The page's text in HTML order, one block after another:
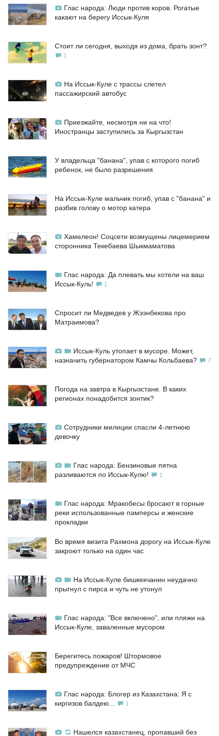
Глас народа: Люди против коров. Рогатые
какают на берегу Иссык-Куля
Стоит ли сегодня, выходя из дома, брать зонт?
1
На Иссык-Куле с трассы слетел
пассажирский автобус
Приезжайте, несмотря ни на что!
Иностранцы заступились за Кыргызстан
У владельца "банана", упав с которого погиб
ребенок, не было разрешения
На Иссык-Куле мальчик погиб, упав с "банана" и
разбив голову о мотор катера
Хамелеон! Соцсети возмущены лицемерием
сторонника Текебаева Шыкмаматова
Глас народа: Да плевать мы хотели на ваш
Иссык-Куль!
1
Спросит ли Медведев у Жээнбекова про
Матраимова?
Иссык-Куль утопает в мусоре. Может,
назначить губернатором Камчы Кольбаева?
7
Погода на завтра в Кыргызстане. В каких
регионах понадобится зонтик?
Сотрудники милиции спасли 4-летнюю
девочку
Глас народа: Бензиновые пятна
разливаются по Иссык-Кулю!
1
Глас народа: Мракобесы бросают в горные
реки использованные памперсы и женские
прокладки
Во время визита Рахмона дорогу на Иссык-Куле
закроют только на один час
На Иссык-Куле бишкекчанин неудачно
прыгнул с пирса и чуть не утонул
Глас народа: "Все включено", или пляжи на
Иссык-Куле, заваленные мусором
Берегитесь пожаров! Штормовое
предупреждение от МЧС
Глас народа: Блогер из Казахстана: Я с
киргизов балдею...
1
Нашелся казахстанец, пропавший без